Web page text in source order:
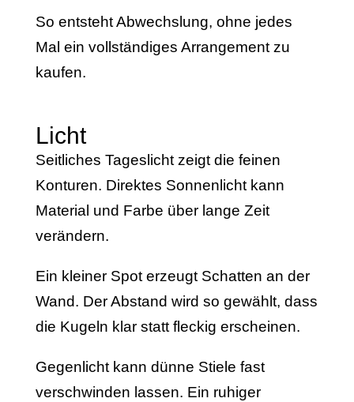
So entsteht Abwechslung, ohne jedes
Mal ein vollständiges Arrangement zu
kaufen.
Licht
Seitliches Tageslicht zeigt die feinen
Konturen. Direktes Sonnenlicht kann
Material und Farbe über lange Zeit
verändern.
Ein kleiner Spot erzeugt Schatten an der
Wand. Der Abstand wird so gewählt, dass
die Kugeln klar statt fleckig erscheinen.
Gegenlicht kann dünne Stiele fast
verschwinden lassen. Ein ruhiger